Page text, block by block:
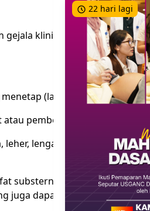
gejala klinis, gambaran EKG
(lamanya berlangsung
pemberian nitrat,
leher, lengan kiri atau
substernal, berlokasi
juga dapat timbul adalah
22 hari lagi